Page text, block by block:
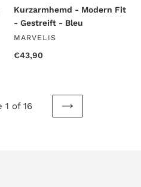
Kurzarmhemd - Modern Fit
- Gestreift - Bleu
VENDOR
MARVELIS
Regular
€43,90
1 of 16
NEXT